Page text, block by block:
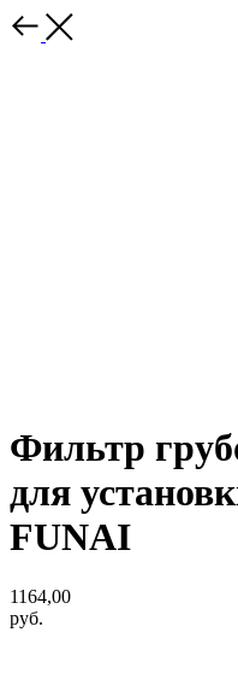
Фильтр
для
FUNAI
1164,00
руб.